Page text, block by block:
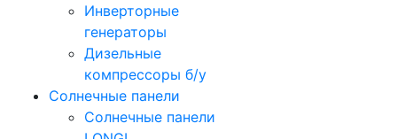
Инверторные
генераторы
Дизельные
компрессоры б/у
Солнечные панели
Солнечные панели